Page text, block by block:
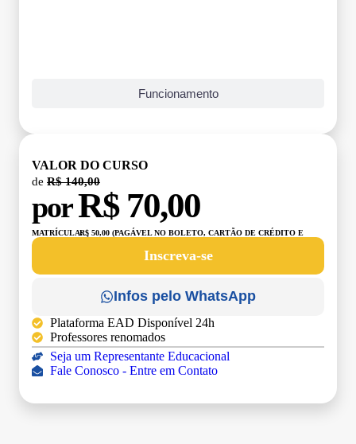
Funcionamento
VALOR DO CURSO
de R$ 140,00
porR$ 70,00
MATRÍCULA:R$ 50,00 (PAGÁVEL NO BOLETO, CARTÃO DE CRÉDITO E
Inscreva-se
Infos pelo WhatsApp
Plataforma EAD Disponível 24h
Professores renomados
Seja um Representante Educacional
Fale Conosco - Entre em Contato